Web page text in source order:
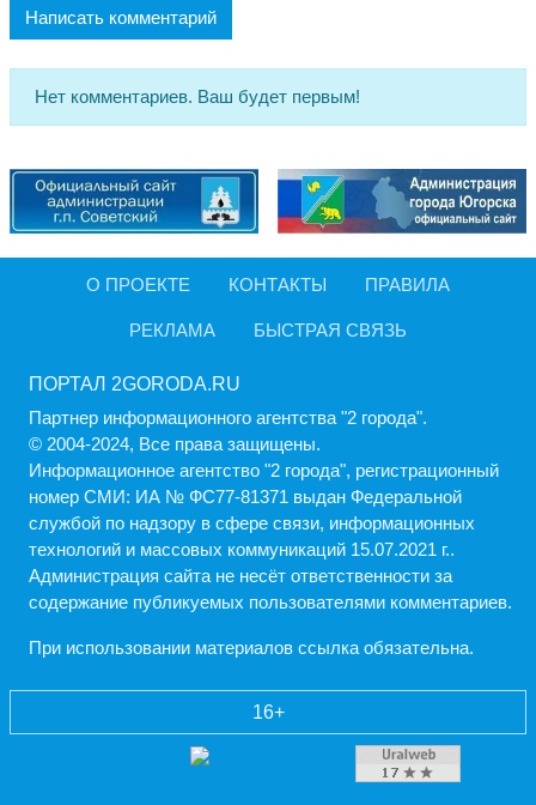
Написать комментарий
Нет комментариев. Ваш будет первым!
О ПРОЕКТЕ КОНТАКТЫ ПРАВИЛА
РЕКЛАМА БЫСТРАЯ СВЯЗЬ
ПОРТАЛ 2GORODA.RU
Партнер информационного агентства "2 города".
© 2004-2024, Все права защищены.
Информационное агентство "2 города", регистрационный
номер СМИ: ИА № ФС77-81371 выдан Федеральной
службой по надзору в сфере связи, информационных
технологий и массовых коммуникаций 15.07.2021 г..
Администрация cайта не несёт ответственности за
содержание публикуемых пользователями комментариев.
При использовании материалов ссылка обязательна.
16+